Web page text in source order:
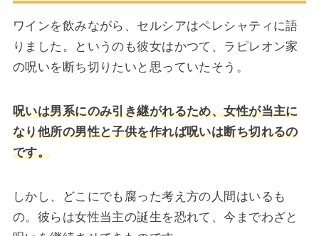
ワインを飲みながら、セルシアはペレシャティに語
りました。というのも彼女はかつて、ラピレオン家
の呪いを断ち切りたいと思っていたそう。
呪いは男系にのみ引き継がれるため、女性が当主に
なり他所の男性と子供を作れば呪いは断ち切れるの
です。
しかし、どこにでも腐った考え方の人間はいるも
の。彼らは女性当主の誕生を恐れて、今までわざと